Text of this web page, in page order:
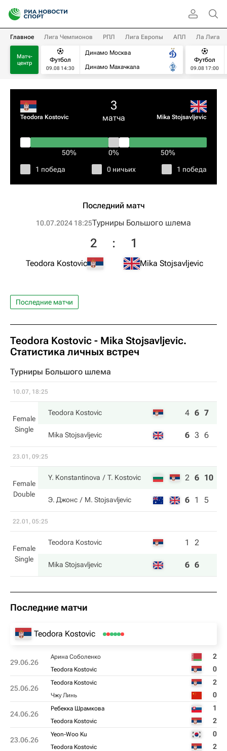
Главное Лига Чемпионов РПЛ Лига Европы АПЛ Ла Лига
Матч-
центр
Футбол
09.08 14:30
Динамо Москва
Динамо Махачкала
Футбол
09.08 17:00
Teodora Kostovic
3
матча Mika Stojsavljevic
50% 0% 50%
1 победа 0 ничьих 1 победа
Последний матч
10.07.2024 18:25Турниры Большого шлема
Teodora Kostovic
2 : 1
Mika Stojsavljevic
Последние матчи
Teodora Kostovic - Mika Stojsavljevic.
Статистика личных встреч
Турниры Большого шлема
10.07, 18:25
Female
Single
Teodora Kostovic 4 6 7
Mika Stojsavljevic 6 3 6
23.01, 09:25
Female
Double
Y. Konstantinova T. Kostovic 2 6 10
Э. Джонс M. Stojsavljevic 6 1 5
22.01, 05:25
Female
Single
Teodora Kostovic 1 2
Mika Stojsavljevic 6 6
Последние матчи
Teodora Kostovic
29.06.26
Арина Соболенко 2
Teodora Kostovic 0
25.06.26
Teodora Kostovic 2
Чжу Линь 0
24.06.26
Ребекка Шрамкова 1
Teodora Kostovic 2
23.06.26
Yeon-Woo Ku 0
Teodora Kostovic 2